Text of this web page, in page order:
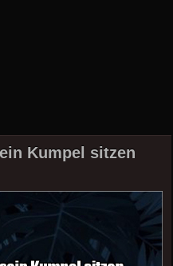
Kumpel sitzen